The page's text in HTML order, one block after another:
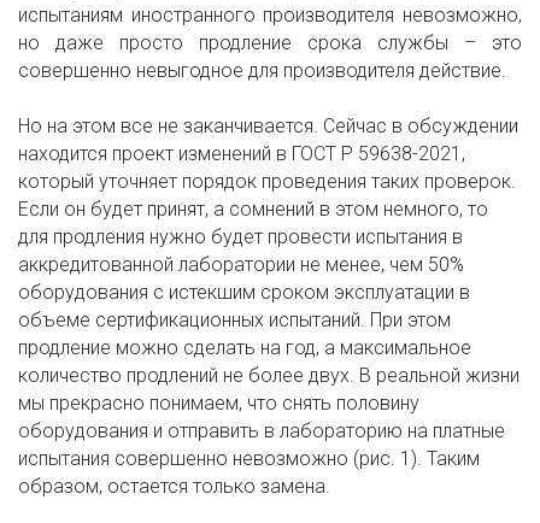
испытаниям иностранного производителя невозможно,
но даже просто продление срока службы – это
совершенно невыгодное для производителя действие.
Но на этом все не заканчивается. Сейчас в обсуждении
находится проект изменений в ГОСТ Р 59638-2021,
который уточняет порядок проведения таких проверок.
Если он будет принят, а сомнений в этом немного, то
для продления нужно будет провести испытания в
аккредитованной лаборатории не менее, чем 50%
оборудования с истекшим сроком эксплуатации в
объеме сертификационных испытаний. При этом
продление можно сделать на год, а максимальное
количество продлений не более двух. В реальной жизни
мы прекрасно понимаем, что снять половину
оборудования и отправить в лабораторию на платные
испытания совершенно невозможно (рис. 1). Таким
образом, остается только замена.